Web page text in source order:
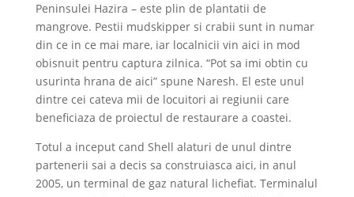
Peninsulei Hazira – este plin de plantatii de
mangrove. Pestii mudskipper si crabii sunt in numar
din ce in ce mai mare, iar localnicii vin aici in mod
obisnuit pentru captura zilnica. “Pot sa imi obtin cu
usurinta hrana de aici” spune Naresh. El este unul
dintre cei cateva mii de locuitori ai regiunii care
beneficiaza de proiectul de restaurare a coastei.
Totul a inceput cand Shell alaturi de unul dintre
partenerii sai a decis sa construiasca aici, in anul
2005, un terminal de gaz natural lichefiat. Terminalul